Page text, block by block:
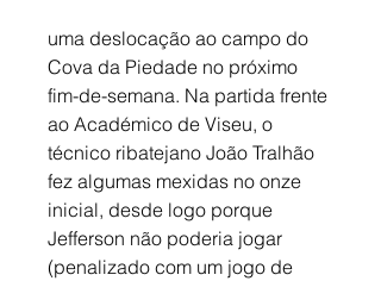
uma deslocação ao campo do
Cova da Piedade no próximo
fim-de-semana. Na partida frente
ao Académico de Viseu, o
técnico ribatejano João Tralhão
fez algumas mexidas no onze
inicial, desde logo porque
Jefferson não poderia jogar
(penalizado com um jogo de